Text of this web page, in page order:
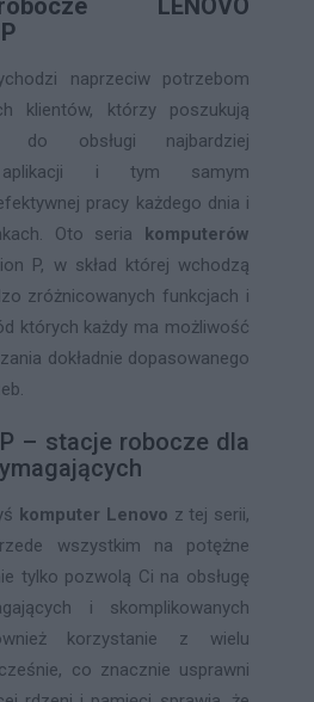
LENOVO
naprzeciw potrzebom
klientów, którzy poszukują
do obsługi najbardziej
aplikacji i tym samym
pracy każdego dnia i
Oto seria komputerów
P, w skład której wchodzą
zróżnicowanych funkcjach i
których każdy ma możliwość
dokładnie dopasowanego
– stacje robocze dla
komputer Lenovo z tej serii,
wszystkim na potężne
tylko pozwolą Ci na obsługę
i skomplikowanych
korzystanie z wielu
co znacznie usprawni